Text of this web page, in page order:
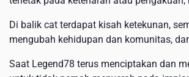
Di balik cat terdapat kisah ketekunan,
mengubah kehidupan dan komunitas,
Saat Legend78 terus menciptakan dan